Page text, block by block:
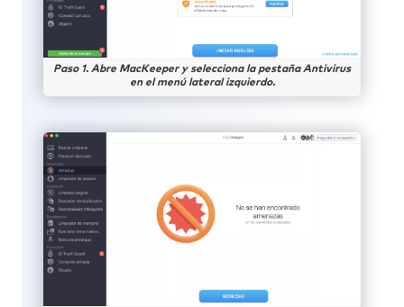
Paso 1. Abre MacKeeper y selecciona la pestaña Antivirus
en el menú lateral izquierdo.